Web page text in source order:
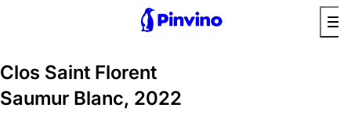
Clos Saint Florent
Saumur Blanc, 2022